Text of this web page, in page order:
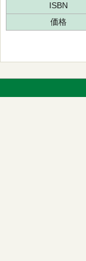
ISBN
価格